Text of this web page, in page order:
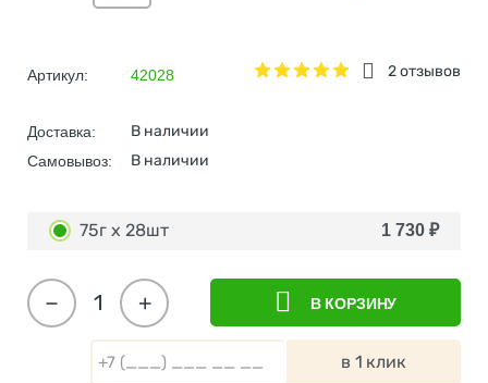
2 отзывов
Артикул: 42028
Доставка: В наличии
Самовывоз: В наличии
75г х 28шт 1 730 ₽
+
− В КОРЗИНУ
в 1 клик